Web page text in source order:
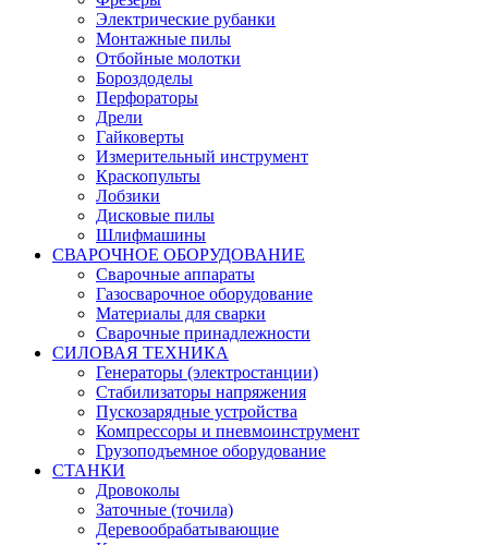
Электрические рубанки
Монтажные пилы
Отбойные молотки
Бороздоделы
Перфораторы
Дрели
Гайковерты
Измерительный инструмент
Краскопульты
Лобзики
Дисковые пилы
Шлифмашины
СВАРОЧНОЕ ОБОРУДОВАНИЕ
Сварочные аппараты
Газосварочное оборудование
Материалы для сварки
Сварочные принадлежности
СИЛОВАЯ ТЕХНИКА
Генераторы (электростанции)
Стабилизаторы напряжения
Пускозарядные устройства
Компрессоры и пневмоинструмент
Грузоподъемное оборудование
СТАНКИ
Дровоколы
Заточные (точила)
Деревообрабатывающие